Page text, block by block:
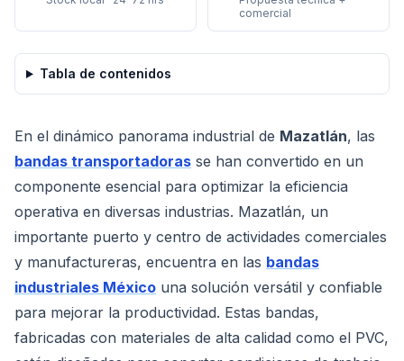
comercial
Tabla de contenidos
En el dinámico panorama industrial de Mazatlán, las
bandas transportadoras se han convertido en un
componente esencial para optimizar la eficiencia
operativa en diversas industrias. Mazatlán, un
importante puerto y centro de actividades comerciales
y manufactureras, encuentra en las bandas
industriales México una solución versátil y confiable
para mejorar la productividad. Estas bandas,
fabricadas con materiales de alta calidad como el PVC,